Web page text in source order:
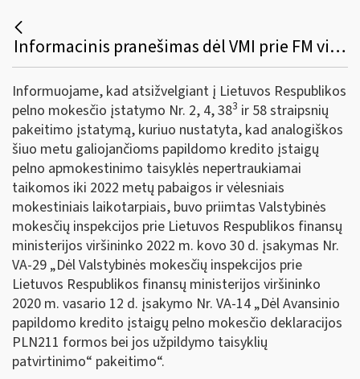
Informacinis pranešimas dėl VMI prie FM viršininko 2020 m. vasario 12 d. įsakymo Nr. VA-14 pakeitimo
Informuojame, kad atsižvelgiant į Lietuvos Respublikos
pelno mokesčio įstatymo Nr. 2, 4, 383 ir 58 straipsnių
pakeitimo įstatymą, kuriuo nustatyta, kad analogiškos
šiuo metu galiojančioms papildomo kredito įstaigų
pelno apmokestinimo taisyklės nepertraukiamai
taikomos iki 2022 metų pabaigos ir vėlesniais
mokestiniais laikotarpiais, buvo priimtas Valstybinės
mokesčių inspekcijos prie Lietuvos Respublikos finansų
ministerijos viršininko 2022 m. kovo 30 d. įsakymas Nr.
VA-29 „Dėl Valstybinės mokesčių inspekcijos prie
Lietuvos Respublikos finansų ministerijos viršininko
2020 m. vasario 12 d. įsakymo Nr. VA-14 „Dėl Avansinio
papildomo kredito įstaigų pelno mokesčio deklaracijos
PLN211 formos bei jos užpildymo taisyklių
patvirtinimo“ pakeitimo“.